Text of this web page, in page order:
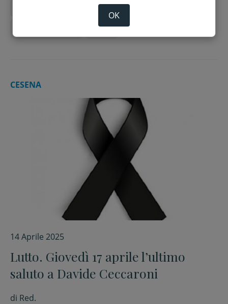
Ciclismo
Uisp
CESENA
14 Aprile 2025
Lutto. Giovedì 17 aprile l’ultimo
saluto a Davide Ceccaroni
di Red.
OK